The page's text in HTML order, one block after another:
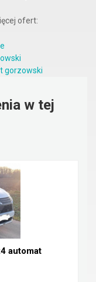
ofert:
gorzowski
w tej
automat